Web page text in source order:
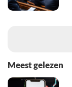
Meest gelezen